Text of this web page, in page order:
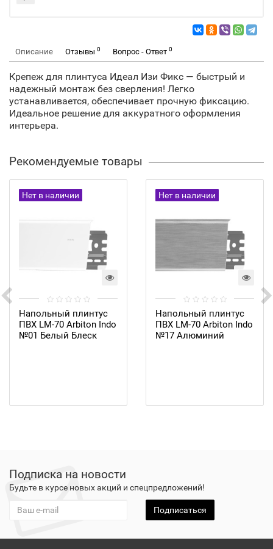
Описание Отзывы 0 Вопрос - Ответ 0
Крепеж для плинтуса Идеал Изи Фикс — быстрый и
надежный монтаж без сверления! Легко
устанавливается, обеспечивает прочную фиксацию.
Идеальное решение для аккуратного оформления
интерьера.
Рекомендуемые товары
Нет в наличии
Напольный плинтус
ПВХ LM-70 Arbiton Indo
№01 Белый Блеск
Нет в наличии
Напольный плинтус
ПВХ LM-70 Arbiton Indo
№17 Алюминий
Подписка на новости
Будьте в курсе новых акций и спецпредложений!
Подписаться